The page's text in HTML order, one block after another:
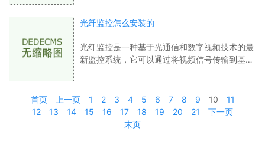
光纤监控怎么安装的
光纤监控是一种基于光通信和数字视频技术的最
新监控系统，它可以通过将视频信号传输到基
首页
上一页 1 2 3 4 5 6 7 8 9 10
11
12
13 14 15 16 17 18 19 20 21
下一页
末页